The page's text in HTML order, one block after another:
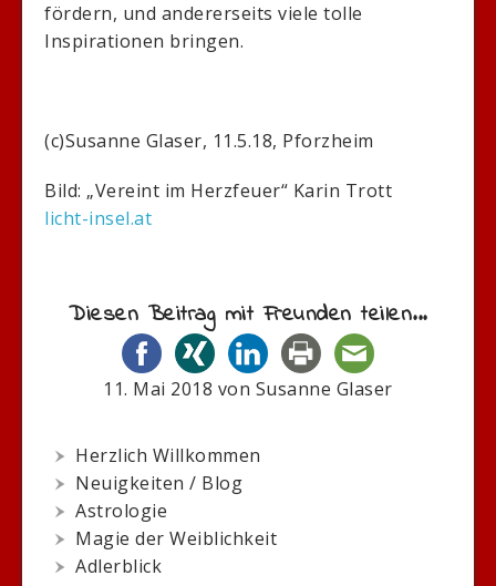
fördern, und andererseits viele tolle
Inspirationen bringen.
(c)Susanne Glaser, 11.5.18, Pforzheim
Bild: „Vereint im Herzfeuer“ Karin Trott
licht-insel.at
Diesen Beitrag mit Freunden teilen...
11. Mai 2018 von Susanne Glaser
Herzlich Willkommen
Neuigkeiten / Blog
Astrologie
Magie der Weiblichkeit
Adlerblick